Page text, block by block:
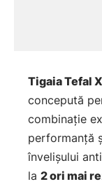
Tigaia Tefal
concepută
combinație
performanță
învelișului
la 2 ori mai